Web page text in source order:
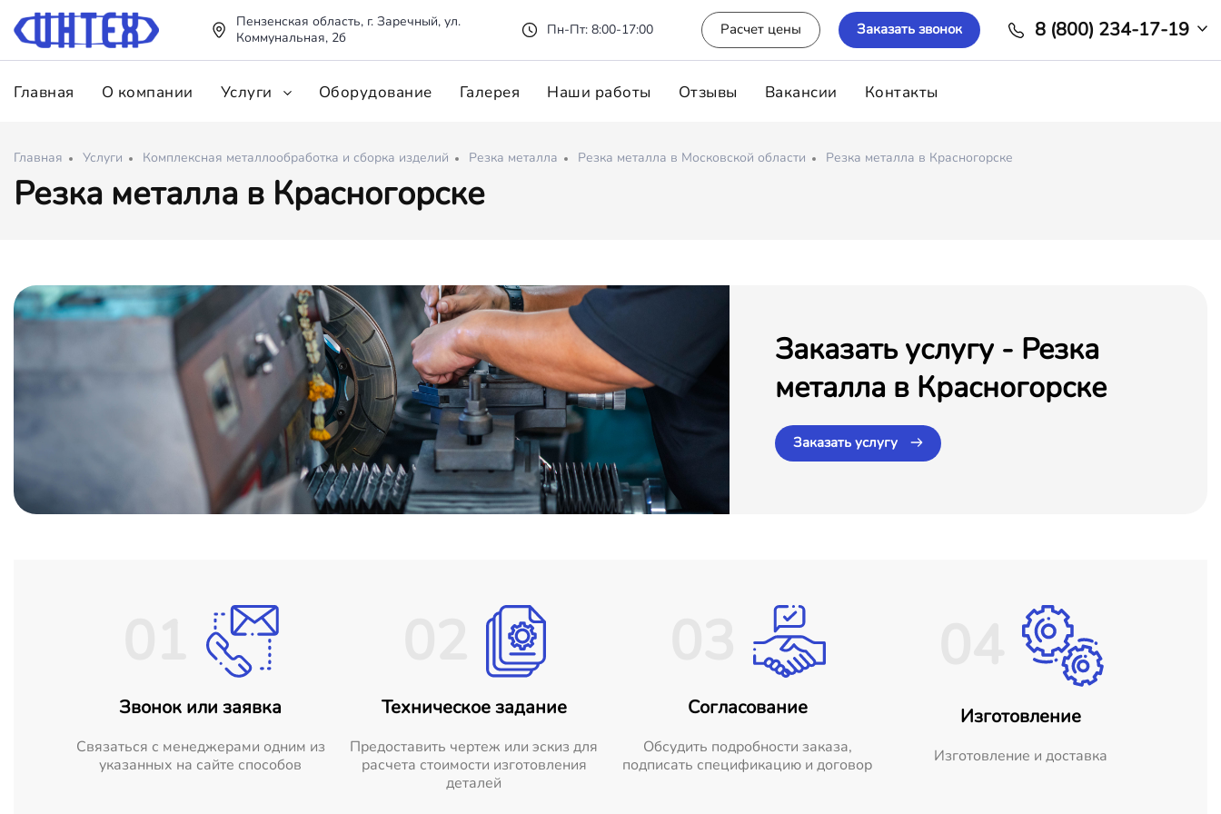
Пензенская область, г. Заречный, ул.
Коммунальная, 2б
Пн-Пт: 8:00-17:00 Расчет цены Заказать звонок 8 (800) 234-17-19
Главная О компании Услуги Оборудование Галерея Наши работы Отзывы Вакансии Контакты
Главная Услуги Комплексная металлообработка и сборка изделий Резка металла Резка металла в Московской области Резка металла в Красногорске
Резка металла в Красногорске
Заказать услугу - Резка
металла в Красногорске
Заказать услугу
Звонок или заявка
Cвязаться с менеджерами одним из
указанных на сайте способов
Техническое задание
Предоставить чертеж или эскиз для
расчета стоимости изготовления
деталей
Согласование
Обсудить подробности заказа,
подписать спецификацию и договор
Изготовление
Изготовление и доставка